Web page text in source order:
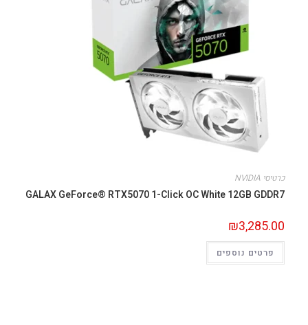
כרטיסי NVIDIA
GALAX GeForce® RTX5070 1-Click OC White 12GB GDDR7
₪3,285.00
פרטים נוספים